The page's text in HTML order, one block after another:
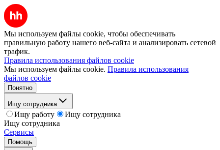
Мы используем файлы cookie, чтобы обеспечивать
правильную работу нашего веб-сайта и анализировать сетевой
трафик.
Правила использования файлов cookie
Мы используем файлы cookie. Правила использования
файлов cookie
Понятно
Ищу сотрудника
Ищу работу
Ищу сотрудника
Ищу сотрудника
Сервисы
Помощь